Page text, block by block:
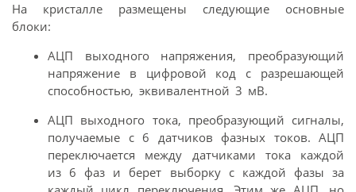
На кристалле размещены следующие основные
блоки:
АЦП выходного напряжения, преобразующий
напряжение в цифровой код с разрешающей
способностью, эквивалентной 3 мВ.
АЦП выходного тока, преобразующий сигналы,
получаемые с 6 датчиков фазных токов. АЦП
переключается между датчиками тока каждой
из 6 фаз и берет выборку с каждой фазы за